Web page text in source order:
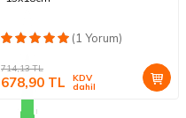
(1 Yorum)
714,13TL
678,90 TL KDV
dahil